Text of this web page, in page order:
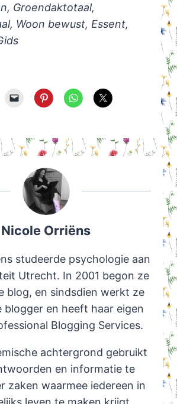
Groendaktotaal,
Woon bewust, Essent,
Nicole Orriëns
studeerde psychologie aan
Utrecht. In 2001 begon ze
blog, en sindsdien werkt ze
blogger en heeft haar eigen
Blogging Services.
achtergrond gebruikt
en informatie te
zaken waarmee iedereen in